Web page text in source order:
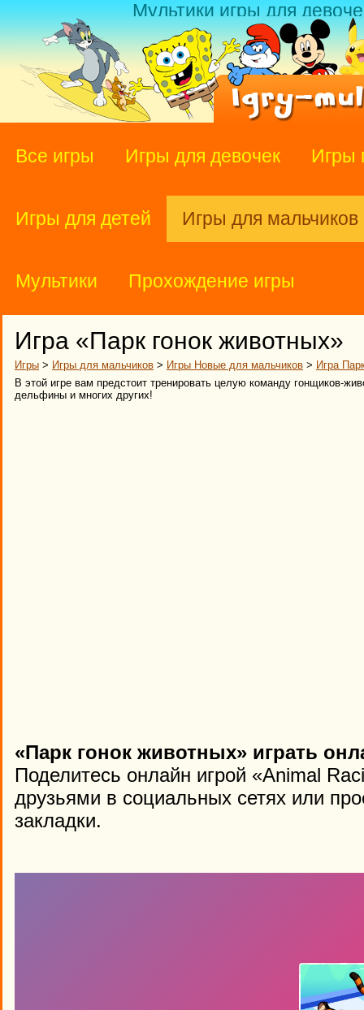
Мультики игры для
Все игры Игры для девочек Игры
Игры для детей Игры для мальчиков
Мультики Прохождение игры
Игра «Парк гонок животных»
Игры > Игры для мальчиков > Игры Новые для мальчиков > Игра
В этой игре вам предстоит тренировать целую команду гонщиков-
дельфины и многих других!
«Парк гонок животных» играть
Поделитесь онлайн игрой «Animal
друзьями в социальных сетях или
закладки.